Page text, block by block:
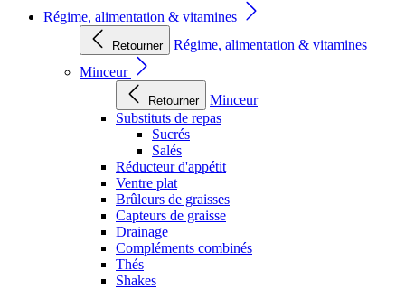
Régime, alimentation & vitamines
Retourner
Régime, alimentation & vitamines
Minceur
Retourner
Minceur
Substituts de repas
Sucrés
Salés
Réducteur d'appétit
Ventre plat
Brûleurs de graisses
Capteurs de graisse
Drainage
Compléments combinés
Thés
Shakes